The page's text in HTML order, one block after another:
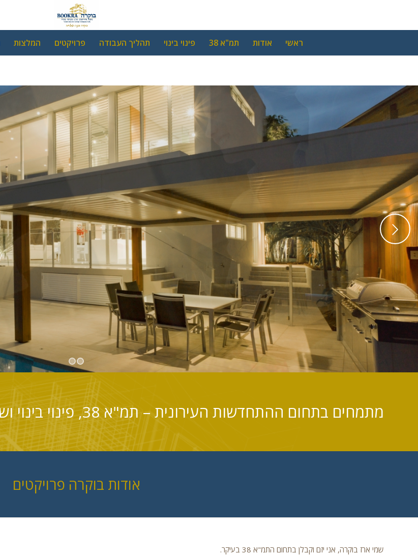
ראשי אודות תמ"א 38 פינוי בינוי תהליך העבודה פרויקטים המלצות
מתמחים בתחום ההתחדשות העירונית – תמ"א 38, פינוי בינוי ושימור מבנים
אודות בוקרה פרויקטים
שמי ארז בוקרה, אני יזם וקבלן בתחום התמ"א 38 בעיקר.